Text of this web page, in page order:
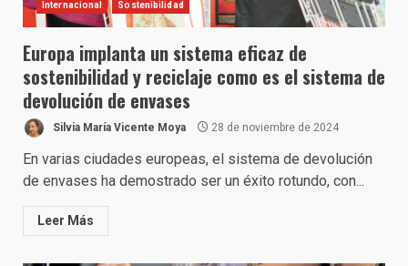
Internacional Sostenibilidad
Europa implanta un sistema eficaz de
sostenibilidad y reciclaje como es el sistema de
devolución de envases
Silvia María Vicente Moya 28 de noviembre de 2024
En varias ciudades europeas, el sistema de devolución
de envases ha demostrado ser un éxito rotundo, con...
Leer Más